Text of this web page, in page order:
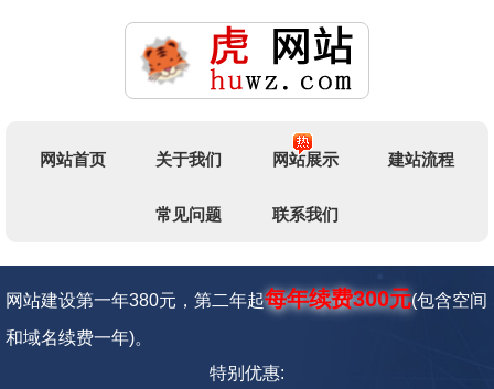
网站首页 关于我们 网站展示 建站流程
常见问题 联系我们
网站建设第一年380元，第二年起每年续费300元(包含空间
和域名续费一年)。
特别优惠: